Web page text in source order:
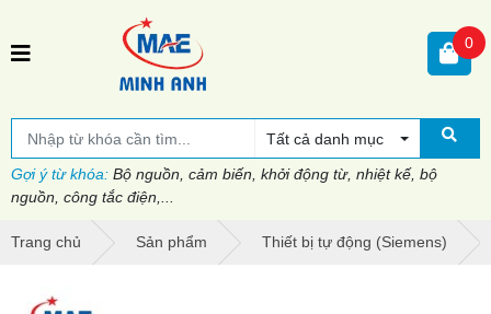
Tất cả danh mục
Gợi ý từ khóa: Bộ nguồn, cảm biến, khởi động từ, nhiệt kế, bộ
nguồn, công tắc điện,...
0
Trang chủ Sản phẩm Thiết bị tự động (Siemens)